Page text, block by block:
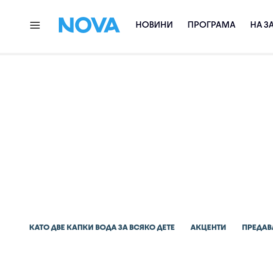
НОВИНИ ПРОГРАМА НА
КАТО ДВЕ КАПКИ ВОДА ЗА ВСЯКО ДЕТЕ АКЦЕНТИ